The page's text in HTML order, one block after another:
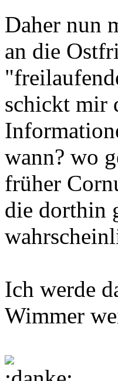
Daher nun
an die
schickt mir
wann? wo
früher
die dorthin
Ich werde
Wimmer